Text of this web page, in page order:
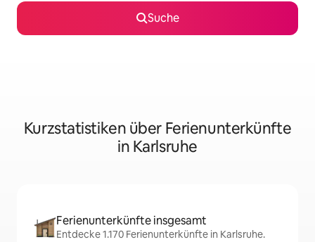
Suche
Kurzstatistiken über Ferienunterkünfte
in Karlsruhe
Ferienunterkünfte insgesamt
Entdecke 1.170 Ferienunterkünfte in Karlsruhe.